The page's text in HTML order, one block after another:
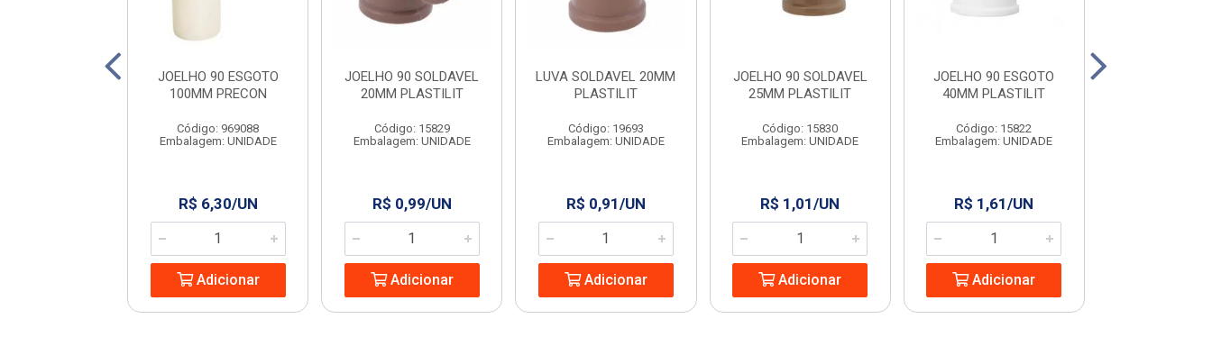
JOELHO 90 ESGOTO
100MM PRECON
Código: 969088
Embalagem: UNIDADE
R$ 6,30/UN
Adicionar
JOELHO 90 SOLDAVEL
20MM PLASTILIT
Código: 15829
Embalagem: UNIDADE
R$ 0,99/UN
Adicionar
LUVA SOLDAVEL 20MM
PLASTILIT
Código: 19693
Embalagem: UNIDADE
R$ 0,91/UN
Adicionar
JOELHO 90 SOLDAVEL
25MM PLASTILIT
Código: 15830
Embalagem: UNIDADE
R$ 1,01/UN
Adicionar
JOELHO 90 ESGOTO
40MM PLASTILIT
Código: 15822
Embalagem: UNIDADE
R$ 1,61/UN
Adicionar